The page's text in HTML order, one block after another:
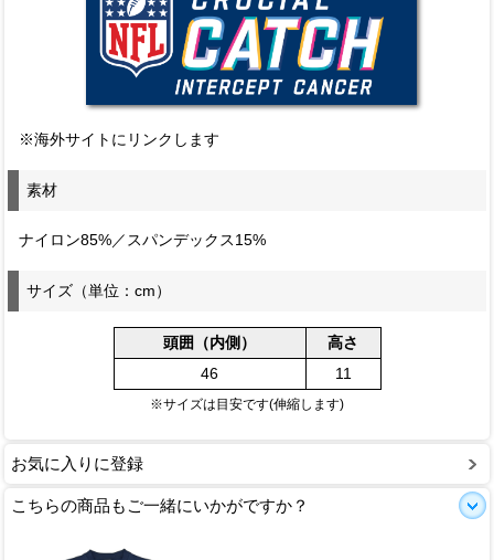
※海外サイトにリンクします
素材
ナイロン85%／スパンデックス15%
サイズ（単位：cm）
頭囲（内側）
高さ
46
11
※サイズは目安です(伸縮します)
お気に入りに登録
こちらの商品もご一緒にいかがですか？